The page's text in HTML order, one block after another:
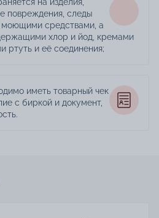
повреждения, следы
моющими средствами, а
хлор и йод, кремами
ртуть и её соединения;
иметь товарный чек
с биркой и документ,